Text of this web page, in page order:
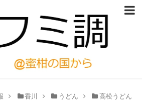
香川 うどん 高松うどん